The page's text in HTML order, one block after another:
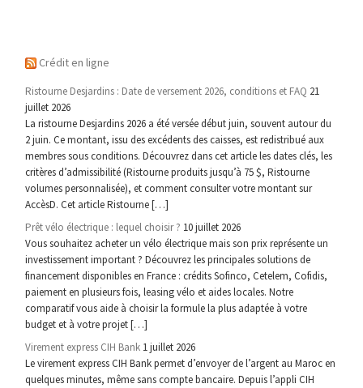
Crédit en ligne
Ristourne Desjardins : Date de versement 2026, conditions et FAQ 21
juillet 2026
La ristourne Desjardins 2026 a été versée début juin, souvent autour du
2 juin. Ce montant, issu des excédents des caisses, est redistribué aux
membres sous conditions. Découvrez dans cet article les dates clés, les
critères d’admissibilité (Ristourne produits jusqu’à 75 $, Ristourne
volumes personnalisée), et comment consulter votre montant sur
AccèsD. Cet article Ristourne […]
Prêt vélo électrique : lequel choisir ? 10 juillet 2026
Vous souhaitez acheter un vélo électrique mais son prix représente un
investissement important ? Découvrez les principales solutions de
financement disponibles en France : crédits Sofinco, Cetelem, Cofidis,
paiement en plusieurs fois, leasing vélo et aides locales. Notre
comparatif vous aide à choisir la formule la plus adaptée à votre
budget et à votre projet […]
Virement express CIH Bank 1 juillet 2026
Le virement express CIH Bank permet d’envoyer de l’argent au Maroc en
quelques minutes, même sans compte bancaire. Depuis l’appli CIH